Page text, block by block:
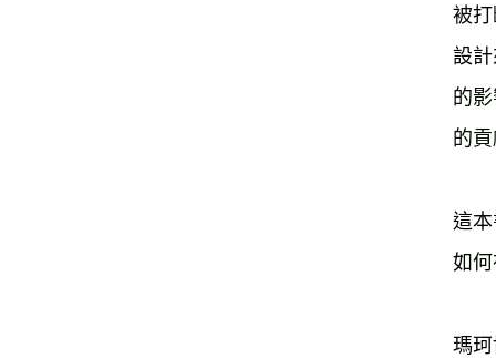
被
設
的
的
這
如
瑪